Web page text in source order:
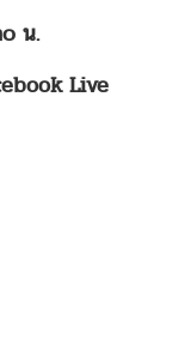
น.
Live